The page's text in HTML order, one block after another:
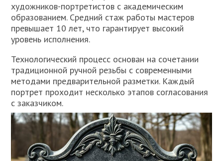
художников-портретистов с академическим
образованием. Средний стаж работы мастеров
превышает 10 лет, что гарантирует высокий
уровень исполнения.
Технологический процесс основан на сочетании
традиционной ручной резьбы с современными
методами предварительной разметки. Каждый
портрет проходит несколько этапов согласования
с заказчиком.